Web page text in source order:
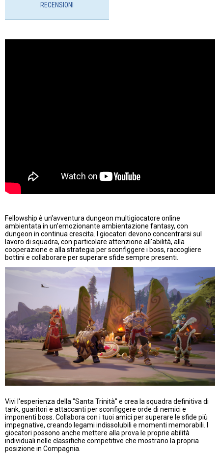
RECENSIONI
Fellowship è un'avventura dungeon multigiocatore online
ambientata in un'emozionante ambientazione fantasy, con
dungeon in continua crescita. I giocatori devono concentrarsi sul
lavoro di squadra, con particolare attenzione all'abilità, alla
cooperazione e alla strategia per sconfiggere i boss, raccogliere
bottini e collaborare per superare sfide sempre presenti.
Vivi l'esperienza della "Santa Trinità" e crea la squadra definitiva di
tank, guaritori e attaccanti per sconfiggere orde di nemici e
imponenti boss. Collabora con i tuoi amici per superare le sfide più
impegnative, creando legami indissolubili e momenti memorabili. I
giocatori possono anche mettere alla prova le proprie abilità
individuali nelle classifiche competitive che mostrano la propria
posizione in Compagnia.